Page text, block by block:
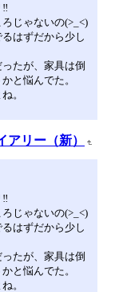
じゃないの(>_<)
はずだから少し
たが、家具は倒
と悩んでた。
。
アリー（新）
じゃないの(>_<)
はずだから少し
たが、家具は倒
と悩んでた。
。